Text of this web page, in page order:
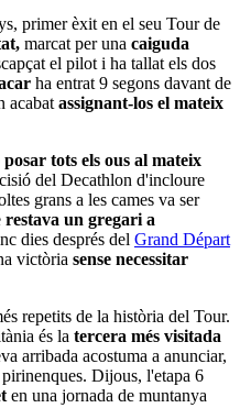
primer èxit en el seu Tour de
marcat per una caiguda
el pilot i ha tallat els dos
ha entrat 9 segons davant de
acabat assignant-los el mateix
posar tots els ous al mateix
del Decathlon d'incloure
grans a les cames va ser
restava un gregari a
dies després del Grand Départ
victòria sense necessitar
repetits de la història del Tour.
és la tercera més visitada
arribada acostuma a anunciar,
Dijous, l'etapa 6
en una jornada de muntanya